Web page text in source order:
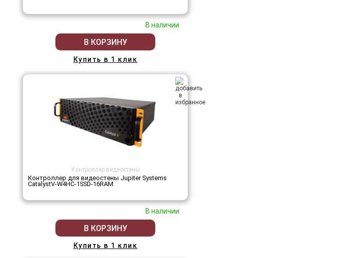
В наличии
В КОРЗИНУ
Купить в 1 клик
Контроллер видеостены
Контроллер для видеостены Jupiter Systems
CatalystV-W4HC-1SSD-16RAM
В наличии
В КОРЗИНУ
Купить в 1 клик